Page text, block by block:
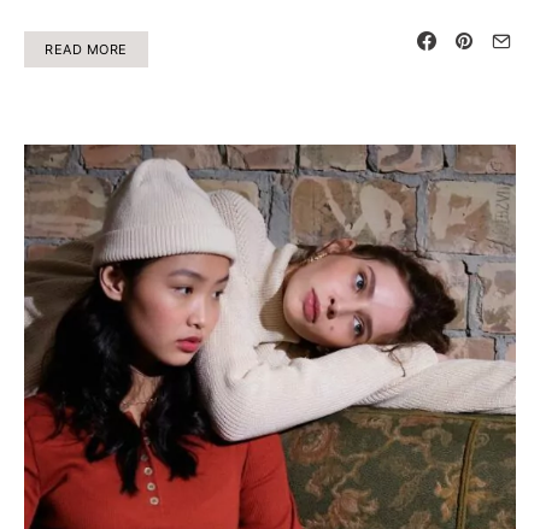
READ MORE